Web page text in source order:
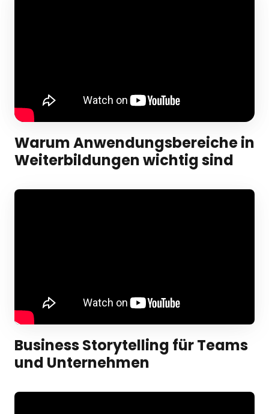
Warum Anwendungsbereiche in
Weiterbildungen wichtig sind
Business Storytelling für Teams
und Unternehmen